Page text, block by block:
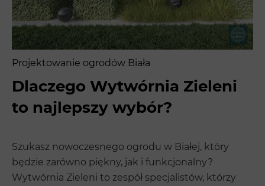
Projektowanie ogrodów Biała
Dlaczego Wytwórnia Zieleni
to najlepszy wybór?
Szukasz nowoczesnego ogrodu w Białej, który
będzie zarówno piękny, jak i funkcjonalny?
Wytwórnia Zieleni to zespół specjalistów, którzy